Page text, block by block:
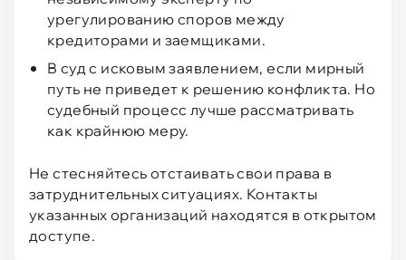
урегулированию споров между
кредиторами и заемщиками.
В суд с исковым заявлением, если мирный
путь не приведет к решению конфликта. Но
судебный процесс лучше рассматривать
как крайнюю меру.
Не стесняйтесь отстаивать свои права в
затруднительных ситуациях. Контакты
указанных организаций находятся в открытом
доступе.